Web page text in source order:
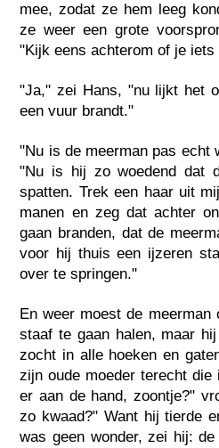
mee, zodat ze hem leeg
ze weer een grote
"Kijk eens achterom of je iets
"Ja," zei Hans, "nu lijkt het
een vuur brandt."
"Nu is de meerman pas echt
"Nu is hij zo woedend dat
spatten. Trek een haar uit
manen en zeg dat achter
gaan branden, dat de
voor hij thuis een ijzeren
over te springen."
En weer moest de meerman
staaf te gaan halen, maar
zocht in alle hoeken en
zijn oude moeder terecht
er aan de hand, zoontje?"
zo kwaad?" Want hij tierde
was geen wonder, zei hij: